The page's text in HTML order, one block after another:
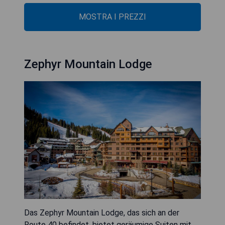
MOSTRA I PREZZI
Zephyr Mountain Lodge
Das Zephyr Mountain Lodge, das sich an der